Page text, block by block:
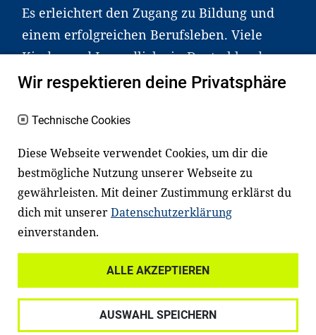
Es erleichtert den Zugang zu Bildung und
einem erfolgreichen Berufsleben. Viele
Kinder und Jugendliche in Deutschland
haben aber große Schwierigkeiten dabei.
an Familien sowie an Erzieher*innen,
Fachexpert*innen. Dafür arbeiten wir eng
mit Ministerien, wissenschaftlichen
Einrichtungen, Verbänden, Unternehmen
und anderen Stiftungen zusammen.
Datenschutz
Wir respektieren deine Privatsphäre
Technische Cookies
Diese Webseite verwendet Cookies, um dir die
bestmögliche Nutzung unserer Webseite zu
gewährleisten. Mit deiner Zustimmung erklärst du
dich mit unsererDatenschutzerklärung
einverstanden.
ALLE AKZEPTIEREN
AUSWAHL SPEICHERN